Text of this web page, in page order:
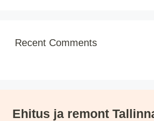
Recent Comments
Ehitus ja remont